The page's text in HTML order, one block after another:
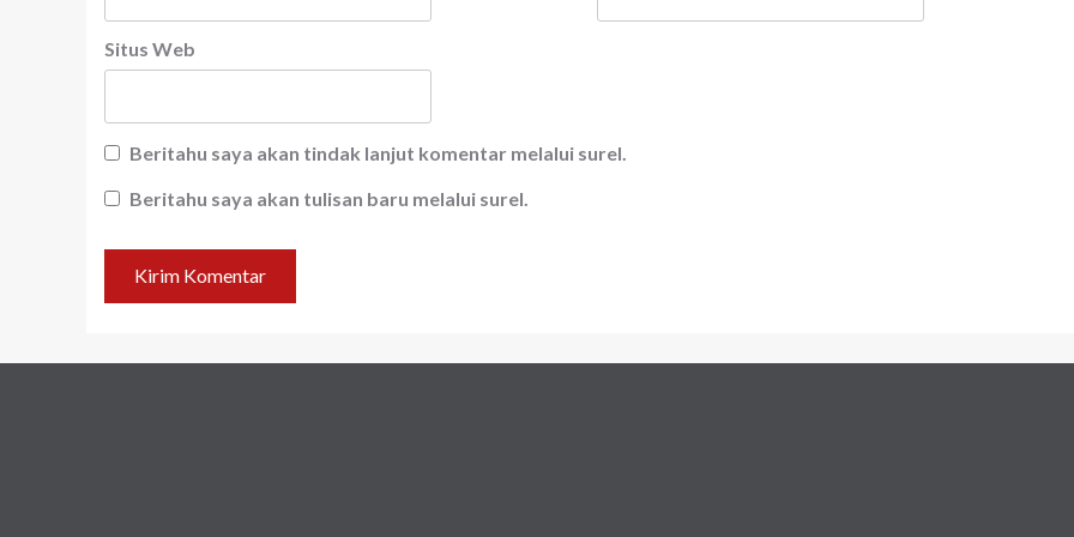
Situs Web
Beritahu saya akan tindak lanjut komentar melalui surel.
Beritahu saya akan tulisan baru melalui surel.